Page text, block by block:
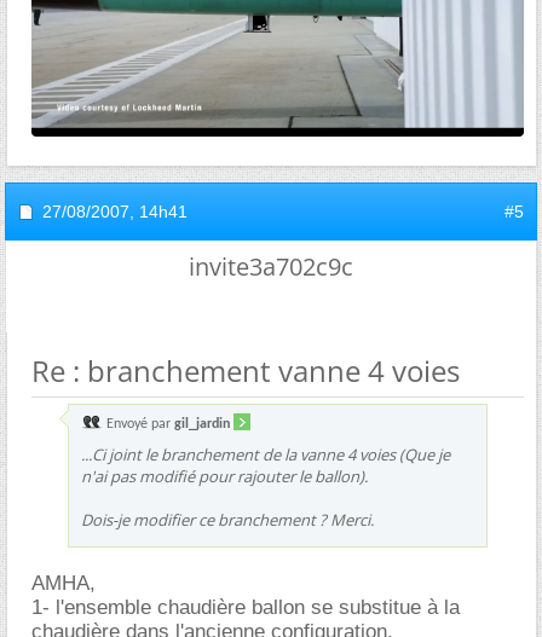
27/08/2007, 14h41 #5
invite3a702c9c
Re : branchement vanne 4 voies
Envoyé par gil_jardin
...Ci joint le branchement de la vanne 4 voies (Que je
n'ai pas modifié pour rajouter le ballon).
Dois-je modifier ce branchement ? Merci.
AMHA,
1- l'ensemble chaudière ballon se substitue à la
chaudière dans l'ancienne configuration.